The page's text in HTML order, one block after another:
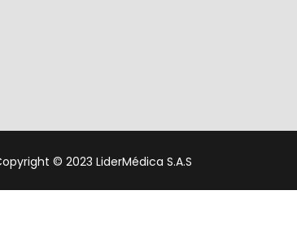
© 2023 LiderMédica S.A.S